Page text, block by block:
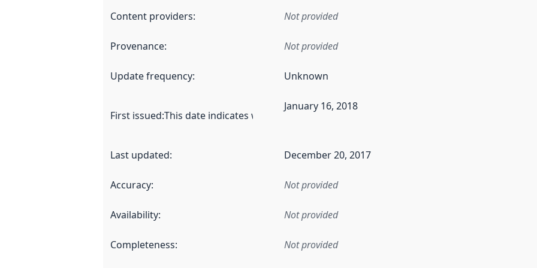
Content providers: Not provided
Provenance: Not provided
Update frequency: Unknown
First issued:This date indicates when the data in this dataset was first released. It may have
January 16, 2018
Last updated: December 20, 2017
Accuracy: Not provided
Availability: Not provided
Completeness: Not provided